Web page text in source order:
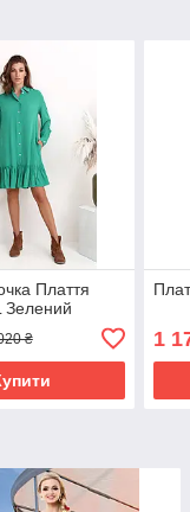
Плаття
Зелений
₴ 1